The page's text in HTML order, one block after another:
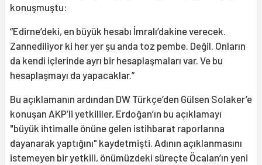
konuşmuştu:
“Edirne’deki, en büyük hesabı İmralı’dakine verecek.
Zannediliyor ki her yer şu anda toz pembe. Değil. Onların
da kendi içlerinde ayrı bir hesaplaşmaları var. Ve bu
hesaplaşmayı da yapacaklar.”
Bu açıklamanın ardından DW Türkçe’den Gülsen Solaker’e
konuşan AKP’li yetkililer, Erdoğan’ın bu açıklamayı
"büyük ihtimalle önüne gelen istihbarat raporlarına
dayanarak yaptığını" kaydetmişti. Adının açıklanmasını
istemeyen bir yetkili, önümüzdeki süreçte Öcalan’ın yeni